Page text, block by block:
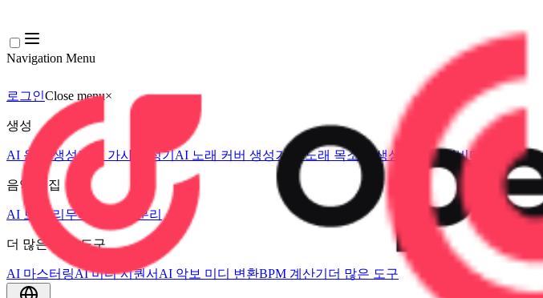
Navigation Menu
로그인Close menu×
생성
AI 음악 생성기 AI 가사 생성기AI 노래 커버 생성기 AI 노래 목소리 생성기 AI 뮤직비디오
음악 편집
AI 보컬 리무버 AI 음원 분리
더 많은 음악 도구
AI 마스터링AI 미디 시퀀서 AI 악보 미디 변환BPM 계산기 더 많은 도구